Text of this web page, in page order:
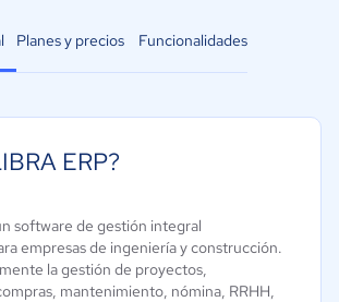
Planes y precios Funcionalidades
ERP?
software de gestión integral
empresas de ingeniería y construcción.
la gestión de proyectos,
mantenimiento, nómina, RRHH,